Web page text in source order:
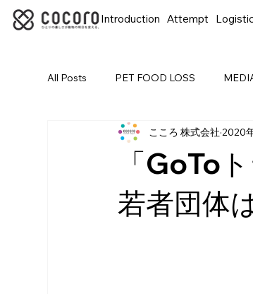
Introduction Attempt
All Posts PET FOOD LOSS
「GoTo
若者団体
こころ 株式会社 2020